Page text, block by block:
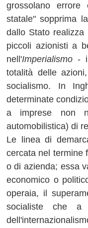
grossolano errore
statale" sopprima
dallo Stato
piccoli azionisti a
nell'Imperialismo- i
totalità delle
socialismo. In
determinate
a imprese non
automobilistica) di
Le linea di
cercata nel termine
o di azienda; essa
economico o
operaia, il
socialiste che a